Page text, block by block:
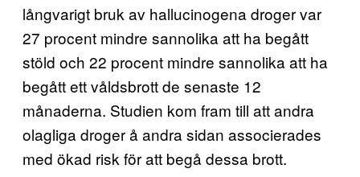
långvarigt bruk av hallucinogena droger var
27 procent mindre sannolika att ha begått
stöld och 22 procent mindre sannolika att ha
begått ett våldsbrott de senaste 12
månaderna. Studien kom fram till att andra
olagliga droger å andra sidan associerades
med ökad risk för att begå dessa brott.